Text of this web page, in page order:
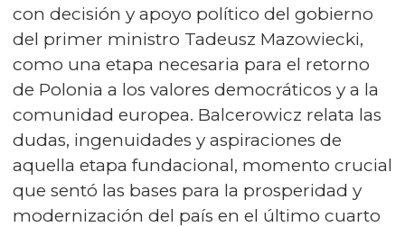
con decisión y apoyo político del gobierno
del primer ministro Tadeusz Mazowiecki,
como una etapa necesaria para el retorno
de Polonia a los valores democráticos y a la
comunidad europea. Balcerowicz relata las
dudas, ingenuidades y aspiraciones de
aquella etapa fundacional, momento crucial
que sentó las bases para la prosperidad y
modernización del país en el último cuarto